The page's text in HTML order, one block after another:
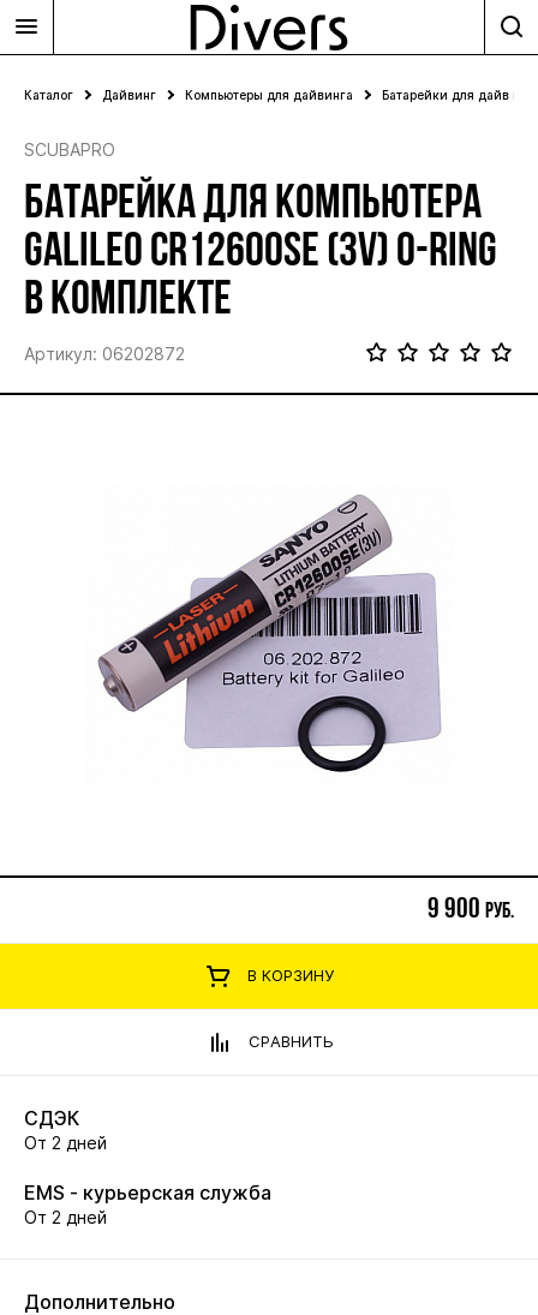
Каталог Дайвинг Компьютеры для дайвинга Батарейки для дайв
SCUBAPRO
БАТАРЕЙКА ДЛЯ КОМПЬЮТЕРА
GALILEO CR12600SE (3V) O-RING
В КОМПЛЕКТЕ
Артикул: 06202872
9 900 руб.
В КОРЗИНУ
СРАВНИТЬ
СДЭК
От 2 дней
EMS - курьерская служба
От 2 дней
Дополнительно